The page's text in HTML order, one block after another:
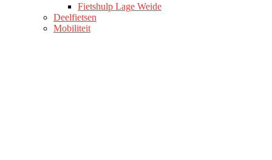
Fietshulp Lage Weide
Deelfietsen
Mobiliteit